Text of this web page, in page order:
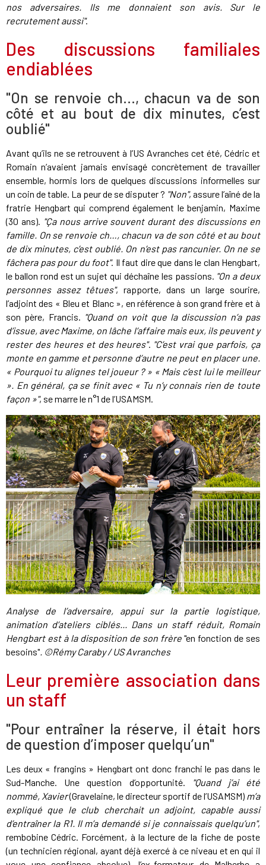
nos adversaires. Ils me donnaient son avis. Sur le
recrutement aussi".
Des discussions familiales
endiablées
"On se renvoie ch…, chacun va de son
côté et au bout de dix minutes, c’est
oublié"
Avant qu’ils ne se retrouvent à l’US Avranches cet été, Cédric et
Romain n’avaient jamais envisagé concrètement de travailler
ensemble, hormis lors de quelques discussions informelles sur
un coin de table. La peur de se disputer ? "Non", assure l’aîné de la
fratrie Hengbart qui comprend également le benjamin, Maxime
(30 ans). "Ça nous arrive souvent durant des discussions en
famille. On se renvoie ch…, chacun va de son côté et au bout
de dix minutes, c’est oublié. On n’est pas rancunier. On ne se
fâchera pas pour du foot". Il faut dire que dans le clan Hengbart,
le ballon rond est un sujet qui déchaîne les passions. "On a deux
personnes assez têtues", rapporte, dans un large sourire,
l’adjoint des « Bleu et Blanc », en référence à son grand frère et à
son père, Francis. "Quand on voit que la discussion n’a pas
d’issue, avec Maxime, on lâche l’affaire mais eux, ils peuvent y
rester des heures et des heures". "C’est vrai que parfois, ça
monte en gamme et personne d’autre ne peut en placer une.
« Pourquoi tu alignes tel joueur ? » « Mais c’est lui le meilleur
». En général, ça se finit avec « Tu n’y connais rien de toute
façon »", se marre le n°1 de l’USAMSM.
Analyse de l’adversaire, appui sur la partie logistique,
animation d’ateliers ciblés... Dans un staff réduit, Romain
Hengbart est à la disposition de son frère "en fonction de ses
besoins". ©Rémy Caraby / US Avranches
Leur première association dans
un staff
"Pour entraîner la réserve, il était hors
de question d’imposer quelqu’un"
Les deux « frangins » Hengbart ont donc franchi le pas dans le
Sud-Manche. Une question d’opportunité.
"Quand j’ai été
nommé, Xavier(Gravelaine, le directeur sportif de l’USAMSM) m’a
expliqué que le club cherchait un adjoint, capable aussi
d’entraîner la R1. Il m’a demandé si je connaissais quelqu’un",
rembobine Cédric. Forcément, à la lecture de la fiche de poste
(un technicien régional, ayant déjà exercé à ce niveau et en qui il